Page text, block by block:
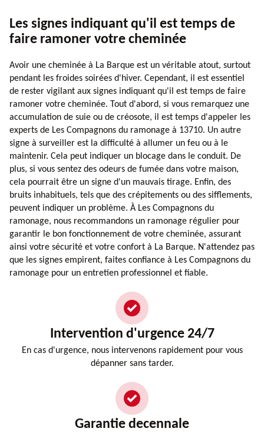
Les signes indiquant qu'il est temps de
faire ramoner votre cheminée
Avoir une cheminée à La Barque est un véritable atout, surtout
pendant les froides soirées d'hiver. Cependant, il est essentiel
de rester vigilant aux signes indiquant qu'il est temps de faire
ramoner votre cheminée. Tout d'abord, si vous remarquez une
accumulation de suie ou de créosote, il est temps d'appeler les
experts de Les Compagnons du ramonage à 13710. Un autre
signe à surveiller est la difficulté à allumer un feu ou à le
maintenir. Cela peut indiquer un blocage dans le conduit. De
plus, si vous sentez des odeurs de fumée dans votre maison,
cela pourrait être un signe d'un mauvais tirage. Enfin, des
bruits inhabituels, tels que des crépitements ou des sifflements,
peuvent indiquer un problème. À Les Compagnons du
ramonage, nous recommandons un ramonage régulier pour
garantir le bon fonctionnement de votre cheminée, assurant
ainsi votre sécurité et votre confort à La Barque. N'attendez pas
que les signes empirent, faites confiance à Les Compagnons du
ramonage pour un entretien professionnel et fiable.
Intervention d'urgence 24/7
En cas d'urgence, nous intervenons rapidement pour vous
dépanner sans tarder.
Garantie decennale